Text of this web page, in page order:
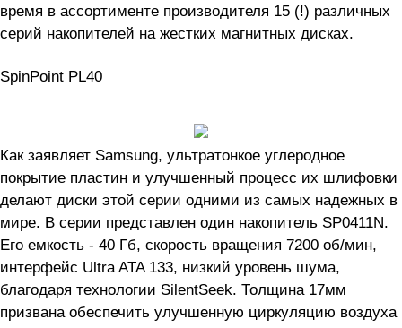
время в ассортименте производителя 15 (!) различных
серий накопителей на жестких магнитных дисках.
SpinPoint PL40
Как заявляет Samsung, ультратонкое углеродное
покрытие пластин и улучшенный процесс их шлифовки
делают диски этой серии одними из самых надежных в
мире. В серии представлен один накопитель SP0411N.
Его емкость - 40 Гб, скорость вращения 7200 об/мин,
интерфейс Ultra ATA 133, низкий уровень шума,
благодаря технологии SilentSeek. Толщина 17мм
призвана обеспечить улучшенную циркуляцию воздуха